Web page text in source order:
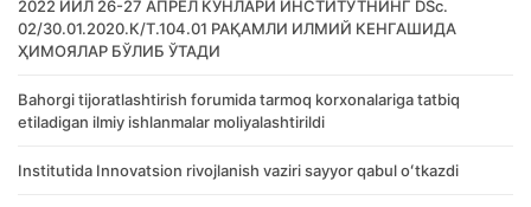
2022 ЙИЛ 26-27 АПРЕЛ КУНЛАРИ ИНСТИТУТНИНГ DSc.
02/30.01.2020.К/Т.104.01 РАҚАМЛИ ИЛМИЙ КЕНГАШИДА
ҲИМОЯЛАР БЎЛИБ ЎТАДИ
Bahorgi tijoratlashtirish forumida tarmoq korxonalariga tatbiq
etiladigan ilmiy ishlanmalar moliyalashtirildi
Institutida Innovatsion rivojlanish vaziri sayyor qabul oʻtkazdi